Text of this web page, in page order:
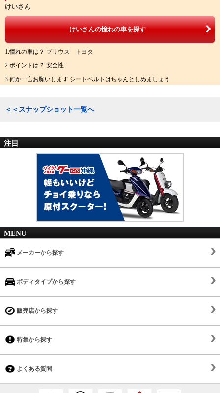
けいさん
けいさんの憧れの車を探す
1.憧れの車は？ プリウス トヨタ
2.ポイントは？ 安全性
3.何か一言お願いします シートベルトはちゃんとしめましょう
＜＜スナップショット一覧へ
注目
MENU
メーカーから探す
ボディタイプから探す
販売店から探す
特集から探す
よくある質問